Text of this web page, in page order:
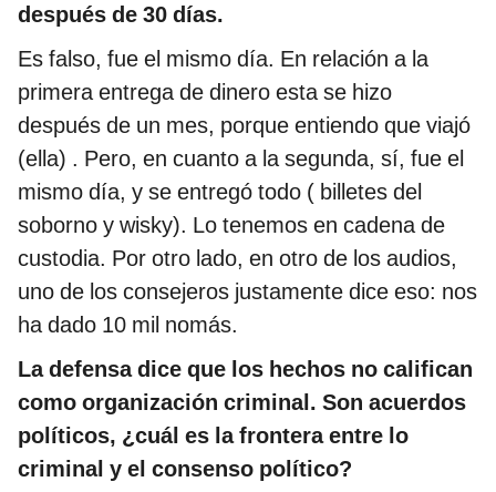
después de 30 días.
Es falso, fue el mismo día. En relación a la
primera entrega de dinero esta se hizo
después de un mes, porque entiendo que viajó
(ella) . Pero, en cuanto a la segunda, sí, fue el
mismo día, y se entregó todo ( billetes del
soborno y wisky). Lo tenemos en cadena de
custodia. Por otro lado, en otro de los audios,
uno de los consejeros justamente dice eso: nos
ha dado 10 mil nomás.
La defensa dice que los hechos no califican
como organización criminal. Son acuerdos
políticos, ¿cuál es la frontera entre lo
criminal y el consenso político?